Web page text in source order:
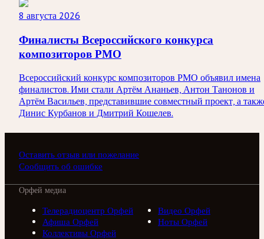
8 августа 2026
Финалисты Всероссийского конкурса
композиторов РМО
Всероссийский конкурс композиторов РМО объявил имена
финалистов. Ими стали Артём Ананьев, Антон Танонов и
Артём Васильев, представившие совместный проект, а
Динис Курбанов и Дмитрий Кошелев.
Оставить отзыв или пожелание
Сообщить об ошибке
Орфей медиа
Телерадиоцентр Орфей
Видео Орфей
Афиша Орфей
Ноты Орфей
Коллективы Орфей